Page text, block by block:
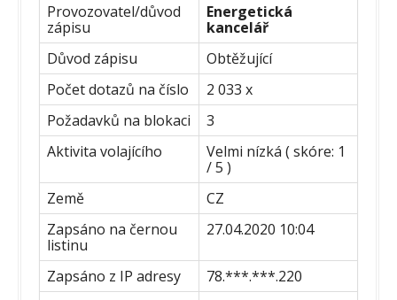
Provozovatel/důvod
zápisu
Energetická
kancelář
Důvod zápisu
Obtěžující
Počet dotazů na číslo
2 033 x
Požadavků na blokaci
3
Aktivita volajícího
Velmi nízká ( skóre: 1
/ 5 )
Země
CZ
Zapsáno na černou
listinu
27.04.2020 10:04
Zapsáno z IP adresy
78.***.***.220